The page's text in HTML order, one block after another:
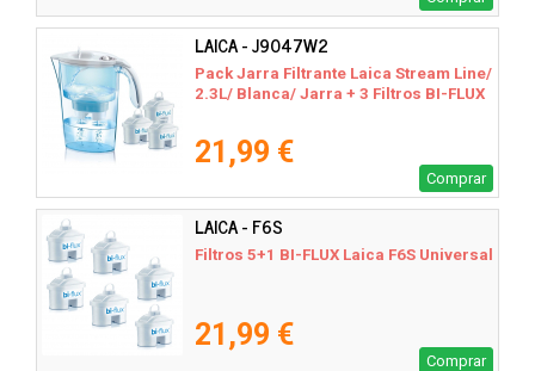
LAICA - J9047W2
Pack Jarra Filtrante Laica Stream Line/
2.3L/ Blanca/ Jarra + 3 Filtros BI-FLUX
21,99 €
Comprar
LAICA - F6S
Filtros 5+1 BI-FLUX Laica F6S Universal
21,99 €
Comprar